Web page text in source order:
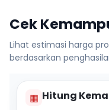
Cek
Lihat estimasi harga
berdasarkan
▦ Hitung